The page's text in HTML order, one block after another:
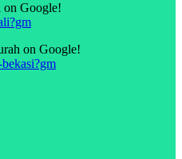
on Google!
on Google!